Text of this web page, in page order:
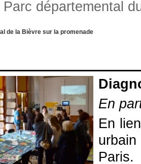
départemental
de la Bièvre sur la promenade
En
En